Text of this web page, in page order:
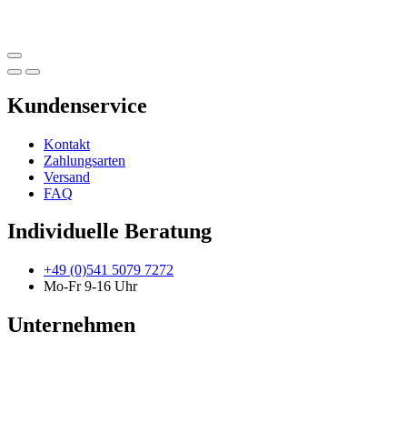
Kundenservice
Kontakt
Zahlungsarten
Versand
FAQ
Individuelle Beratung
+49 (0)541 5079 7272
Mo-Fr 9-16 Uhr
Unternehmen